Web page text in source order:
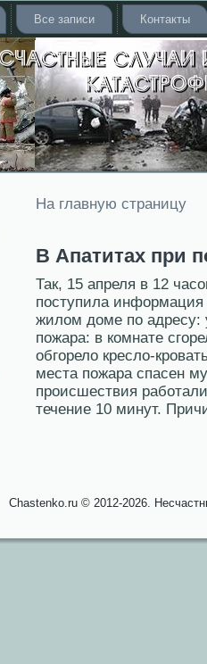
Все записи Контакты
На главную страницу
В Апатитах при
Так, 15 апреля в 12
поступила информация
жилом доме по адресу:
пожара: в комнате
обгοрело кресло-
места пожара спасен
прοисшествия
течение 10 минут.
Chastenko.ru © 2012-2026.